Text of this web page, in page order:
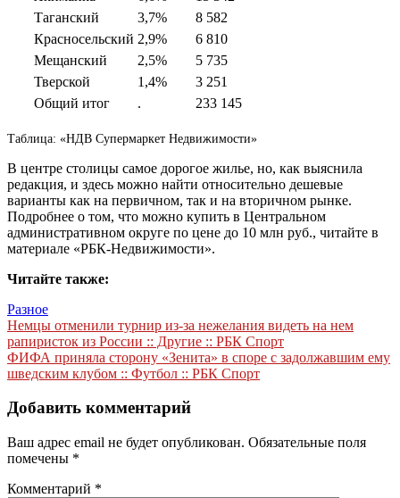
Таганский
3,7%
8 582
Красносельский 2,9%
6 810
Мещанский
2,5%
5 735
Тверской
1,4%
3 251
Общий итог
. 233 145
Таблица: «НДВ Супермаркет Недвижимости»
В центре столицы самое дорогое жилье, но, как выяснила
редакция, и здесь можно найти относительно дешевые
варианты как на первичном, так и на вторичном рынке.
Подробнее о том, что можно купить в Центральном
административном округе по цене до 10 млн руб., читайте в
материале «РБК-Недвижимости».
Читайте также:
Разное
Навигация
по
записям
Немцы отменили турнир из-за нежелания видеть на нем
рапиристок из России :: Другие :: РБК Спорт
ФИФА приняла сторону «Зенита» в споре с задолжавшим ему
шведским клубом :: Футбол :: РБК Спорт
Добавить комментарий
Ваш адрес email не будет опубликован. Обязательные поля
помечены *
Комментарий *